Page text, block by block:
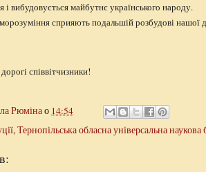
і вибудовується майбутнє українського народу.
сприяють подальшій розбудові нашої
співвітчизники!
Рюмінао 14:54
,Тернопільська обласна універсальна наукова